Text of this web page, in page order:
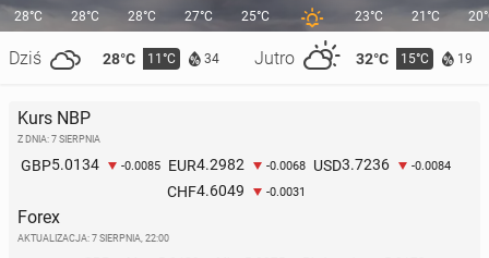
28°C
Dziś 28°C 11°C 34 Jutro 32°C 15°C 19
28°C 28°C 27°C 25°C 23°C 21°C
Kurs NBP
Z DNIA: 7 SIERPNIA
GBP5.0134 -0.0085 EUR4.2982 -0.0068 USD3.7236 -0.0084
CHF4.6049 -0.0031
Forex
AKTUALIZACJA: 7 SIERPNIA, 22:00